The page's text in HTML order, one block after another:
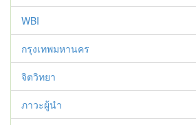
WBI
กรุงเทพมหานคร
จิตวิทยา
ภาวะผู้นำ